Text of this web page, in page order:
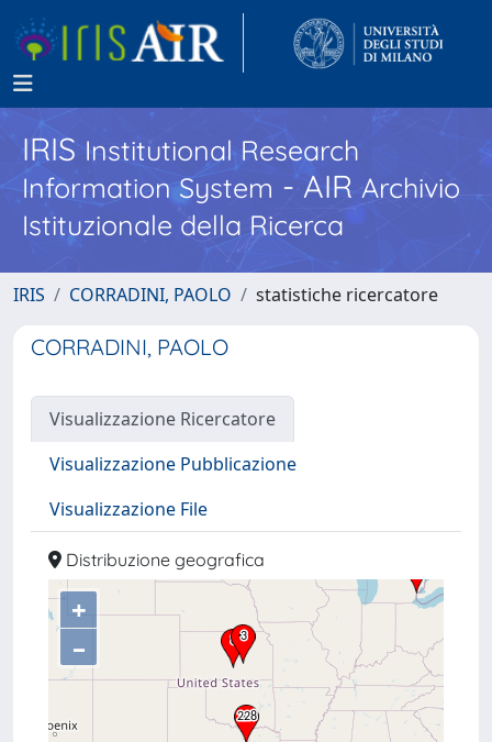
IRISInstitutional Research
Information System - AIR Archivio
Istituzionale della Ricerca
IRIS CORRADINI, PAOLO statistiche ricercatore
CORRADINI, PAOLO
Visualizzazione Ricercatore
Visualizzazione Pubblicazione
Visualizzazione File
Distribuzione geografica
+
–